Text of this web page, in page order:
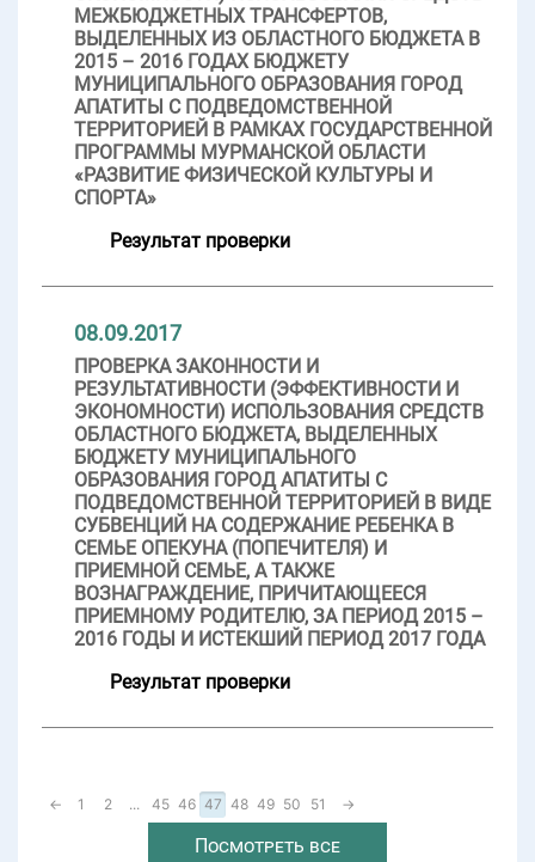
МЕЖБЮДЖЕТНЫХ ТРАНСФЕРТОВ,
ВЫДЕЛЕННЫХ ИЗ ОБЛАСТНОГО БЮДЖЕТА В
2015 – 2016 ГОДАХ БЮДЖЕТУ
МУНИЦИПАЛЬНОГО ОБРАЗОВАНИЯ ГОРОД
АПАТИТЫ С ПОДВЕДОМСТВЕННОЙ
ТЕРРИТОРИЕЙ В РАМКАХ ГОСУДАРСТВЕННОЙ
ПРОГРАММЫ МУРМАНСКОЙ ОБЛАСТИ
«РАЗВИТИЕ ФИЗИЧЕСКОЙ КУЛЬТУРЫ И
СПОРТА»
Результат проверки
08.09.2017
ПРОВЕРКА ЗАКОННОСТИ И
РЕЗУЛЬТАТИВНОСТИ (ЭФФЕКТИВНОСТИ И
ЭКОНОМНОСТИ) ИСПОЛЬЗОВАНИЯ СРЕДСТВ
ОБЛАСТНОГО БЮДЖЕТА, ВЫДЕЛЕННЫХ
БЮДЖЕТУ МУНИЦИПАЛЬНОГО
ОБРАЗОВАНИЯ ГОРОД АПАТИТЫ С
ПОДВЕДОМСТВЕННОЙ ТЕРРИТОРИЕЙ В ВИДЕ
СУБВЕНЦИЙ НА СОДЕРЖАНИЕ РЕБЕНКА В
СЕМЬЕ ОПЕКУНА (ПОПЕЧИТЕЛЯ) И
ПРИЕМНОЙ СЕМЬЕ, А ТАКЖЕ
ВОЗНАГРАЖДЕНИЕ, ПРИЧИТАЮЩЕЕСЯ
ПРИЕМНОМУ РОДИТЕЛЮ, ЗА ПЕРИОД 2015 –
2016 ГОДЫ И ИСТЕКШИЙ ПЕРИОД 2017 ГОДА
Результат проверки
← 1 2 ... 45 46 47 48 49 50 51 →
Посмотреть все